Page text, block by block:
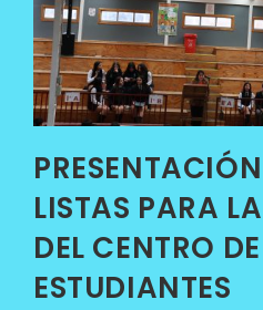
LISTAS PARA
DEL CENTRO DE
ESTUDIANTES